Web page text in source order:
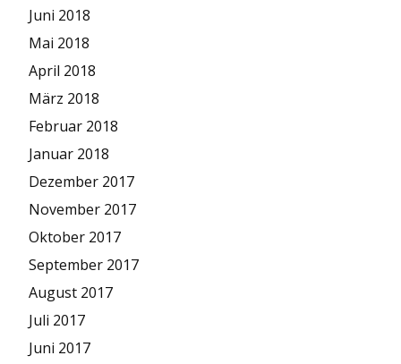
Juni 2018
Mai 2018
April 2018
März 2018
Februar 2018
Januar 2018
Dezember 2017
November 2017
Oktober 2017
September 2017
August 2017
Juli 2017
Juni 2017